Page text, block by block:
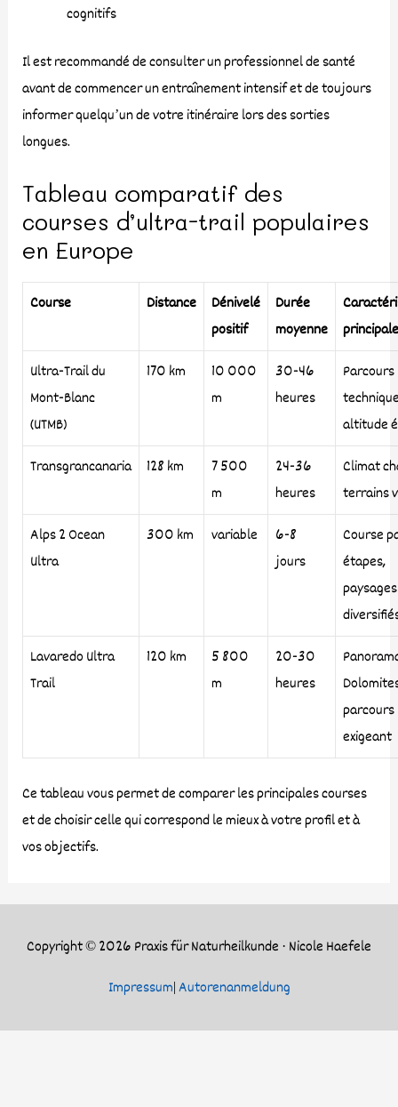
cognitifs
Il est recommandé de consulter un professionnel de santé
avant de commencer un entraînement intensif et de toujours
informer quelqu’un de votre itinéraire lors des sorties
longues.
Tableau comparatif des
courses d’ultra-trail populaires
en Europe
Course Distance
Dénivelé
positif
Durée
moyenne
Ultra-Trail du
Mont-Blanc
(UTMB)
170 km
10 000
m
30-46
heures
Parcours
altitude
Transgrancanaria
128 km
7 500
m
24-36
heures
Climat
terrains
Alps 2 Ocean
Ultra
300 km variable
6-8
jours
Course
étapes,
paysages
Lavaredo Ultra
Trail
120 km
5 800
m
20-30
heures
parcours
exigeant
Ce tableau vous permet de comparer les principales courses
et de choisir celle qui correspond le mieux à votre profil et à
vos objectifs.
Copyright © 2026Praxis für Naturheilkunde · Nicole Haefele
Impressum|Autorenanmeldung